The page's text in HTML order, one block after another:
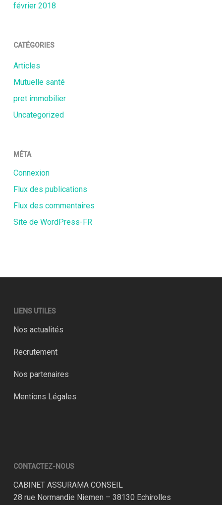
février 2018
CATÉGORIES
Articles
Mutuelle santé
pret immobilier
Uncategorized
MÉTA
Connexion
Flux des publications
Flux des commentaires
Site de WordPress-FR
LIENS UTILES
Nos actualités
Recrutement
Nos partenaires
Mentions Légales
CONTACTEZ-NOUS
CABINET ASSURAMA CONSEIL
28 rue Normandie Niemen – 38130 Echirolles